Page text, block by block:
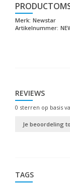
Merk: Newstar
Artikelnummer:
REVIEWS
0 sterren op basis
Je beoordeling
TAGS